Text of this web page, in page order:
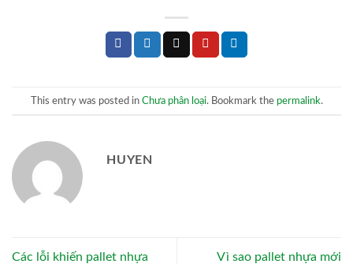
This entry was posted in Chưa phân loại. Bookmark the permalink.
HUYEN
Các lỗi khiến pallet nhựa
Vì sao pallet nhựa mới